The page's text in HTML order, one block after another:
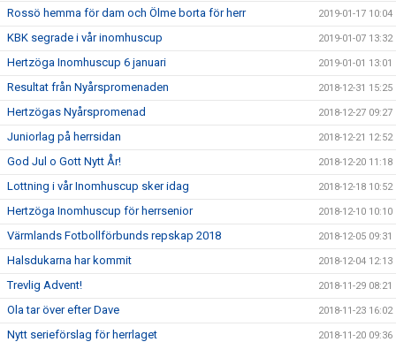
Rossö hemma för dam och Ölme borta för herr 2019-01-17 10:04
KBK segrade i vår inomhuscup 2019-01-07 13:32
Hertzöga Inomhuscup 6 januari 2019-01-01 13:01
Resultat från Nyårspromenaden 2018-12-31 15:25
Hertzögas Nyårspromenad 2018-12-27 09:27
Juniorlag på herrsidan 2018-12-21 12:52
God Jul o Gott Nytt År! 2018-12-20 11:18
Lottning i vår Inomhuscup sker idag 2018-12-18 10:52
Hertzöga Inomhuscup för herrsenior 2018-12-10 10:10
Värmlands Fotbollförbunds repskap 2018 2018-12-05 09:31
Halsdukarna har kommit 2018-12-04 12:13
Trevlig Advent! 2018-11-29 08:21
Ola tar över efter Dave 2018-11-23 16:02
Nytt serieförslag för herrlaget 2018-11-20 09:36